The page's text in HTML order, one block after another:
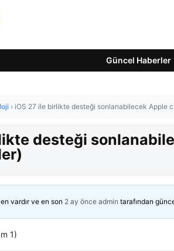
Güncel Haberler
› iOS 27 ile birlikte desteği sonlanabilecek Apple
desteği
vardır ve en son 2 ay önce admin tarafından
1)